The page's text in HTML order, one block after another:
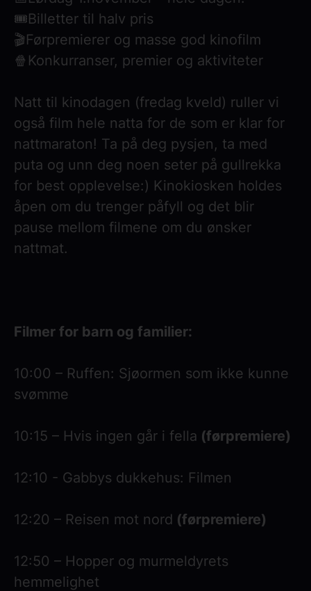
🎟️Billetter til halv pris
🎬Førpremierer og masse god kinofilm
🍿Konkurranser, premier og aktiviteter
Natt til kinodagen (fredag kveld) ruller vi
også film hele natta for de som er klar for
nattmaraton! Ta på deg pysjen, ta med
puta og unn deg noen seter på gullrekka
for best opplevelse:) Kinokiosken holdes
åpen om du trenger påfyll og det blir
pause mellom filmene om du ønsker
nattmat.
Filmer for barn og familier:
10:00 – Ruffen: Sjøormen som ikke kunne
svømme
10:15 – Hvis ingen går i fella (førpremiere)
12:10 - Gabbys dukkehus: Filmen
12:20 – Reisen mot nord (førpremiere)
12:50 – Hopper og murmeldyrets
hemmelighet